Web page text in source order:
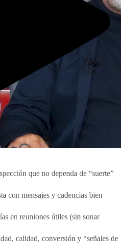
que no dependa de “suerte”
con mensajes y cadencias bien
en reuniones útiles (sin sonar
calidad, conversión y “señales de